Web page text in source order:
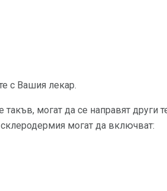
с Вашия лекар.
могат да се направят други
склеродермия могат да включват: